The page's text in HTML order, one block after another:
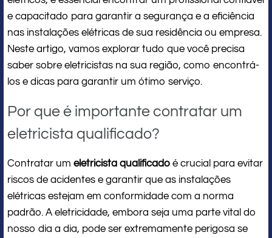
e capacitado para garantir a segurança e a eficiência
nas instalações elétricas de sua residência ou empresa.
Neste artigo, vamos explorar tudo que você precisa
saber sobre eletricistas na sua região, como encontrá-
los e dicas para garantir um ótimo serviço.
Por que é importante contratar um
eletricista qualificado?
Contratar um eletricista qualificado é crucial para evitar
riscos de acidentes e garantir que as instalações
elétricas estejam em conformidade com a norma
padrão. A eletricidade, embora seja uma parte vital do
nosso dia a dia, pode ser extremamente perigosa se